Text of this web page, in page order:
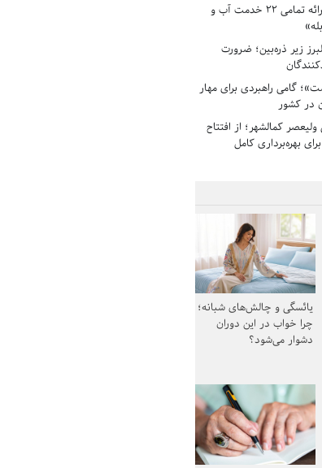
آبفای البرز پیشتاز شد؛ ارائه تمامی ۲۲ خدمت آب و
زیر ذره‌بین؛ ضرورت
گامی راهبردی برای مهار
در کشور
تختخوابی ولیعصر کمالشهر؛ از افتتاح
بهره‌برداری کامل
یائسگی و چالش‌های شبانه؛
چرا خواب در این دوران
دشوار می‌شود؟